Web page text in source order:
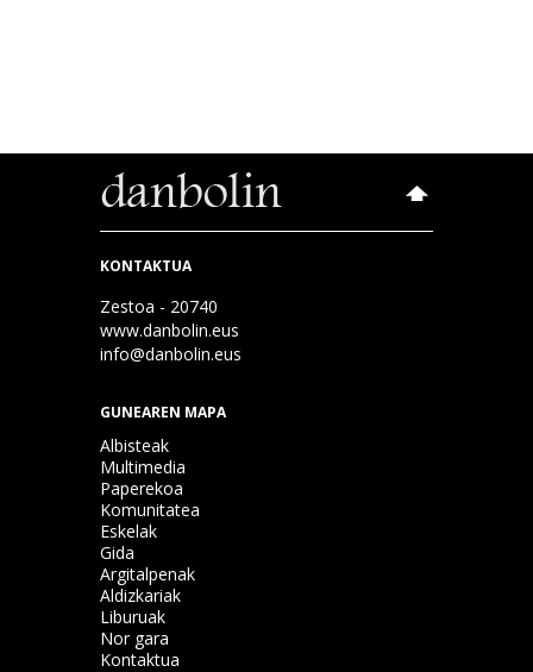
KONTAKTUA
Zestoa - 20740
www.danbolin.eus
info@danbolin.eus
GUNEAREN MAPA
Albisteak
Multimedia
Paperekoa
Komunitatea
Eskelak
Gida
Argitalpenak
Aldizkariak
Liburuak
Nor gara
Kontaktua